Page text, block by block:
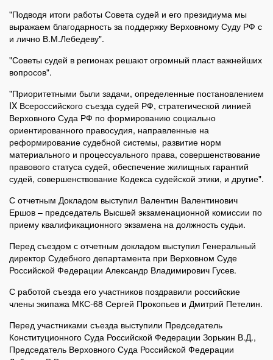
"Подводя итоги работы Совета судей и его президиума мы
выражаем благодарность за поддержку Верховному Суду РФ с
и лично В.М.Лебедеву".
"Советы судей в регионах решают огромный пласт важнейших
вопросов".
"Приоритетными были задачи, определенные постановлением
IX Всероссийского съезда судей РФ, стратегической линией
Верховного Суда РФ по формированию социально
ориентированного правосудия, направленные на
реформирование судебной системы, развитие норм
материального и процессуального права, совершенствование
правового статуса судей, обеспечение жилищных гарантий
судей, совершенствование Кодекса судейской этики, и другие".
С отчетным Докладом выступил Валентин Валентинович
Ершов – председатель Высшей экзаменационной комиссии по
приему квалификационного экзамена на должность судьи.
Перед съездом с отчетным докладом выступил Генеральный
директор Судебного департамента при Верховном Суде
Российской Федерации Александр Владимирович Гусев.
С работой съезда его участников поздравили российские
члены экипажа МКС-68 Сергей Прокопьев и Дмитрий Петелин.
Перед участниками съезда выступили Председатель
Конституционного Суда Российской Федерации Зорькин В.Д.,
Председатель Верховного Суда Российской Федерации